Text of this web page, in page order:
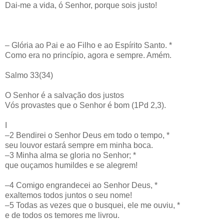
Dai-me a vida, ó Senhor, porque sois justo!
– Glória ao Pai e ao Filho e ao Espírito Santo. *
Como era no princípio, agora e sempre. Amém.
Salmo 33(34)
O Senhor é a salvação dos justos
Vós provastes que o Senhor é bom (1Pd 2,3).
–2 Bendirei o Senhor Deus em todo o tempo, *
seu louvor estará sempre em minha boca.
–3 Minha alma se gloria no Senhor; *
que ouçamos humildes e se alegrem!
–4 Comigo engrandecei ao Senhor Deus, *
exaltemos todos juntos o seu nome!
–5 Todas as vezes que o busquei, ele me ouviu, *
e de todos os temores me livrou.